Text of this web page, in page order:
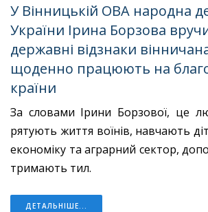
У Вінницькій ОВА народна
України Ірина Борзова
державні відзнаки
щоденно працюють на
країни
За словами Ірини Борзової, це
рятують життя воїнів, навчають
економіку та аграрний сектор,
тримають тил.
ДЕТАЛЬНІШЕ...